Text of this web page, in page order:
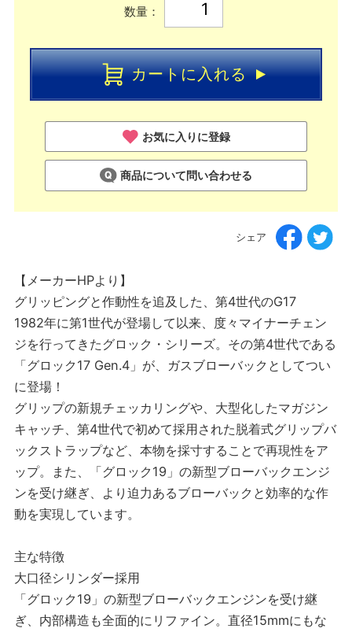
数量：
カートに入れる
お気に入りに登録
商品について問い合わせる
シェア
【メーカーHPより】
グリッピングと作動性を追及した、第4世代のG17
1982年に第1世代が登場して以来、度々マイナーチェン
ジを行ってきたグロック・シリーズ。その第4世代である
「グロック17 Gen.4」が、ガスブローバックとしてつい
に登場！
グリップの新規チェッカリングや、大型化したマガジン
キャッチ、第4世代で初めて採用された脱着式グリップバ
ックストラップなど、本物を採寸することで再現性をア
ップ。また、「グロック19」の新型ブローバックエンジ
ンを受け継ぎ、より迫力あるブローバックと効率的な作
動を実現しています。
主な特徴
大口径シリンダー採用
「グロック19」の新型ブローバックエンジンを受け継
ぎ、内部構造も全面的にリファイン。直径15mmにもな